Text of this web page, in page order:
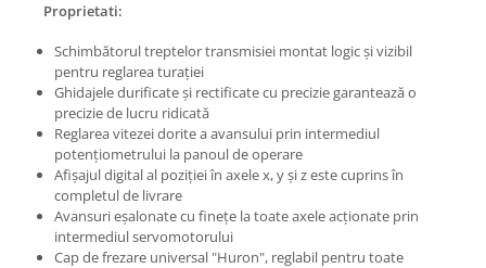
Masini electrice de filetat
Masini de gaurit cu talpa
magnetica
Instalatii de spalare a pieselor
Lame de ferastrau cu varf din
Lame de ferăstrău cu acoperire
TiN
Panze de taiere cu banda verticala
Panze de taiere metal pentru
ferastraie
Roti de lustruit
Standuri pentru ferăstraie cu
Proprietati:
Schimbătorul treptelor transmisiei montat logic şi vizibil
pentru reglarea turaţiei
Ghidajele durificate şi rectificate cu precizie garantează o
precizie de lucru ridicată
Reglarea vitezei dorite a avansului prin intermediul
potenţiometrului la panoul de operare
Afişajul digital al poziţiei în axele x, y şi z este cuprins în
completul de livrare
Avansuri eşalonate cu fineţe la toate axele acţionate prin
intermediul servomotorului
Cap de frezare universal "Huron", reglabil pentru toate